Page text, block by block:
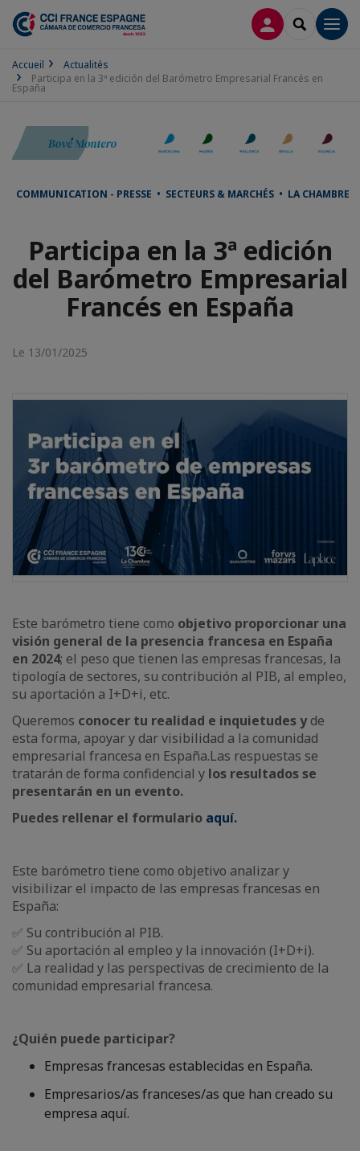
CONNEXION
Accueil
Actualités
Participa en la 3ª edición del Barómetro Empresarial Francés en
España
COMMUNICATION - PRESSE • SECTEURS & MARCHÉS • LA CHAMBRE
Participa en la 3ª edición
del Barómetro Empresarial
Francés en España
Le 13/01/2025
Este barómetro tiene como objetivo proporcionar una
visión general de la presencia francesa en España
en 2024; el peso que tienen las empresas francesas, la
tipología de sectores, su contribución al PIB, al empleo,
su aportación a I+D+i, etc.
Queremos conocer tu realidad e inquietudes yde
esta forma, apoyar y dar visibilidad a la comunidad
empresarial francesa en España.Las respuestas se
tratarán de forma confidencial y los resultados se
presentarán en un evento.
Puedes rellenar el formulario aquí.
Este barómetro tiene como objetivo analizar y
visibilizar el impacto de las empresas francesas en
España:
✅ Su contribución al PIB.
✅ Su aportación al empleo y la innovación (I+D+i).
✅ La realidad y las perspectivas de crecimiento de la
comunidad empresarial francesa.
¿Quién puede participar?
Empresas francesas establecidas en España.
Empresarios/as franceses/as que han creado su
empresa aquí.